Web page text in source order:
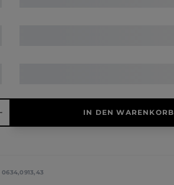
IN DEN WARENKORB
0634,0913,43